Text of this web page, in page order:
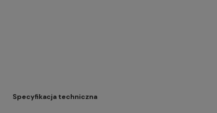
Specyfikacja techniczna